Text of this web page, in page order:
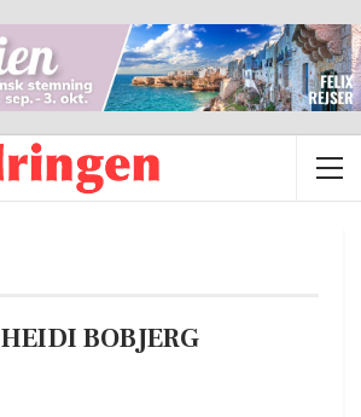
HEIDI BOBJERG